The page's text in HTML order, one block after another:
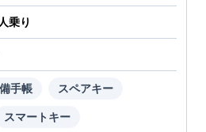
人乗り
手帳 スペアキー
スマートキー